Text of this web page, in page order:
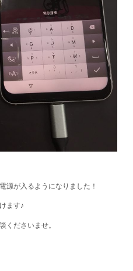
源が入るようになりました！
ます♪
くださいませ。